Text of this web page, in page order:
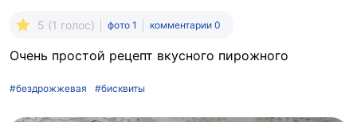
5 (1 голос) фото 1 комментарии 0
Очень простой рецепт вкусного пирожного
#бездрожжевая #бисквиты